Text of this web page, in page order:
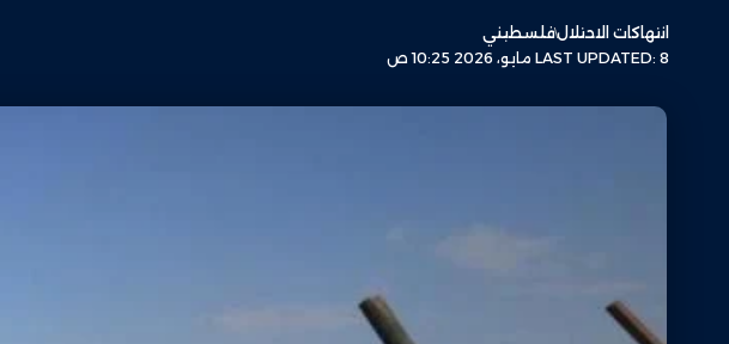
LAST UPDATED: 8 مايو، 2026 10:25 ص
انتهاكات الاحتلالفلسطيني